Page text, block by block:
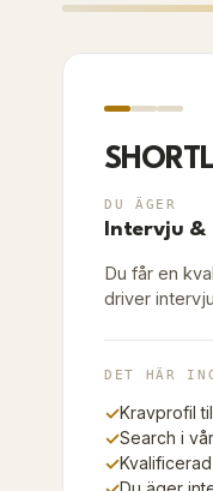
DU ÄGER
Intervju &
Du får en
driver
DET HÄR
✓Kravprofil
✓Search i
✓